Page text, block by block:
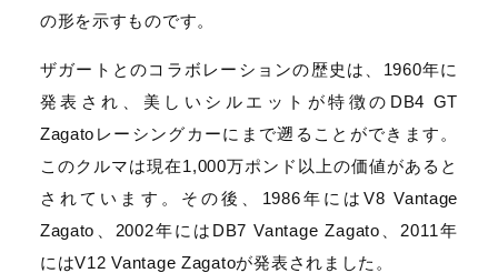
の形を示すものです。
ザガートとのコラボレーションの歴史は、1960年に
発表され、美しいシルエットが特徴のDB4 GT
Zagatoレーシングカーにまで遡ることができます。
このクルマは現在1,000万ポンド以上の価値があると
されています。その後、1986年にはV8 Vantage
Zagato、2002年にはDB7 Vantage Zagato、2011年
にはV12 Vantage Zagatoが発表されました。